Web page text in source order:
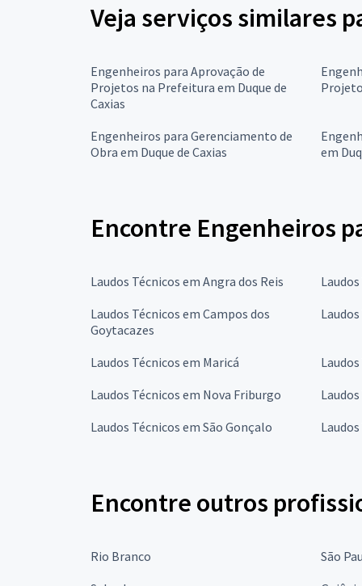
Veja serviços similares
Engenheiros para Aprovação de
Projetos na Prefeitura em Duque de
Caxias
Engenheiros para Gerenciamento de
Obra em Duque de Caxias
em
Encontre Engenheiros
Laudos Técnicos em Angra dos Reis
Laudos Técnicos em Campos dos
Goytacazes
Laudos Técnicos em Maricá
Laudos Técnicos em Nova Friburgo
Laudos Técnicos em São Gonçalo
Encontre outros
Rio Branco São